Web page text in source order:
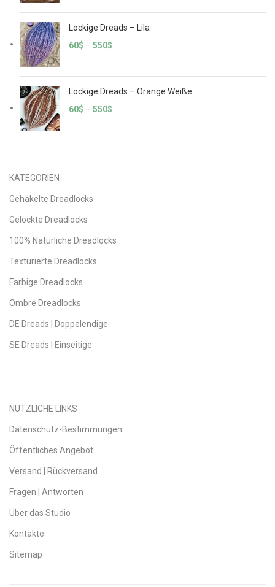
Lockige Dreads – Lila
60$ – 550$
Lockige Dreads – Orange Weiße
60$ – 550$
KATEGORIEN
Gehäkelte Dreadlocks
Gelockte Dreadlocks
100% Natürliche Dreadlocks
Texturierte Dreadlocks
Farbige Dreadlocks
Ombre Dreadlocks
DE Dreads | Doppelendige
SE Dreads | Einseitige
NÜTZLICHE LINKS
Datenschutz-Bestimmungen
Öffentliches Angebot
Versand | Rückversand
Fragen | Antworten
Über das Studio
Kontakte
Sitemap